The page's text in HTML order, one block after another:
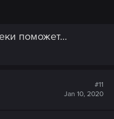
поможет...
#11
Jan 10, 2020